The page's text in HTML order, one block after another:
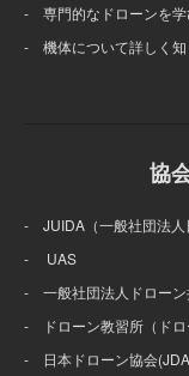
- 専門的なドローンを学
- 機体について詳しく知
協
- JUIDA（一般社団法人
- UAS
- 一般社団法人ドローン
- ドローン教習所（ドロ
- 日本ドローン協会